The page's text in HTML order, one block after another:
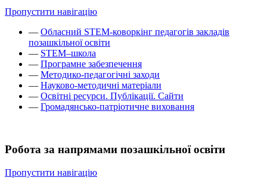
Пропустити навігацію
— Обласний STEM-коворкінг педагогів закладів
позашкільної освіти
— STEM–школа
— Програмне забезпечення
— Методико-педагогічні заходи
— Науково-методичні матеріали
— Освітні ресурси. Публікації. Сайти
— Громадянсько-патріотичне виховання
Робота за напрямами позашкільної освіти
Пропустити навігацію